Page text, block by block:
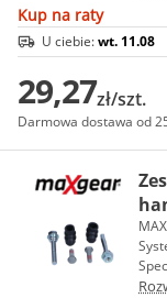
Kup na raty
U ciebie:wt. 11.08
29,27zł/szt.
Darmowa dostawa od